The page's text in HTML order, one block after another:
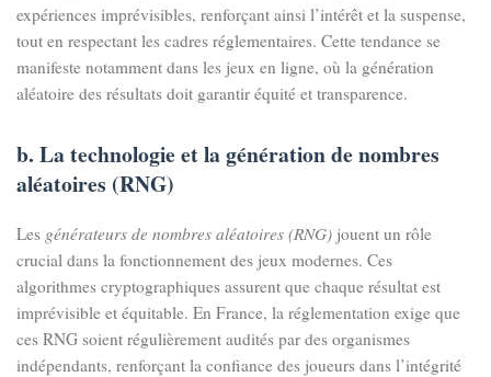
expériences imprévisibles, renforçant ainsi l’intérêt et la suspense,
tout en respectant les cadres réglementaires. Cette tendance se
manifeste notamment dans les jeux en ligne, où la génération
aléatoire des résultats doit garantir équité et transparence.
b. La technologie et la génération de nombres
aléatoires (RNG)
Les générateurs de nombres aléatoires (RNG) jouent un rôle
crucial dans la fonctionnement des jeux modernes. Ces
algorithmes cryptographiques assurent que chaque résultat est
imprévisible et équitable. En France, la réglementation exige que
ces RNG soient régulièrement audités par des organismes
indépendants, renforçant la confiance des joueurs dans l’intégrité